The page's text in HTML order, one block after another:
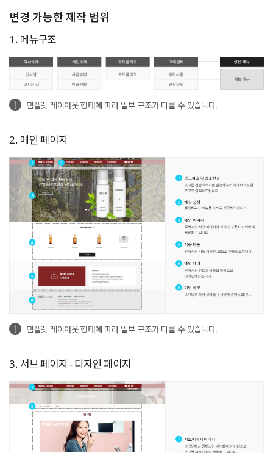
변경 가능한 제작 범위
1. 메뉴구조
템플릿 레이아웃 형태에 따라 일부 구조가 다를 수 있습니다.
2. 메인 페이지
템플릿 레이아웃 형태에 따라 일부 구조가 다를 수 있습니다.
3. 서브 페이지 - 디자인 페이지